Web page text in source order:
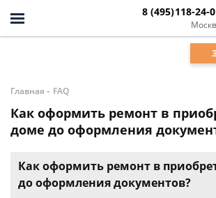
8 (495)118-24-
Главная - FAQ
Как оформить ремонт в
доме до оформления
Как оформить ремонт в
до оформления документов?